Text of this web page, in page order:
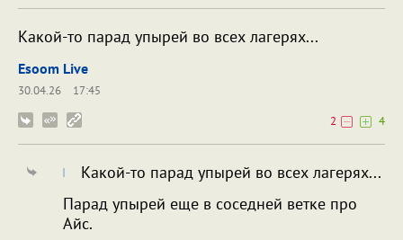
Какой-то парад упырей во всех лагерях...
Esoom Live
30.04.26
17:45
2
4
Какой-то парад упырей во всех лагерях...
Парад упырей еще в соседней ветке про
Айс.